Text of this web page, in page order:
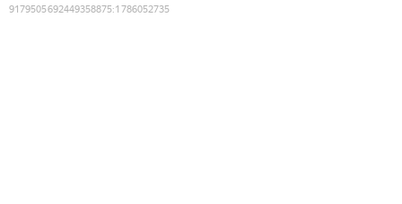
9179505692449358875:1786052735